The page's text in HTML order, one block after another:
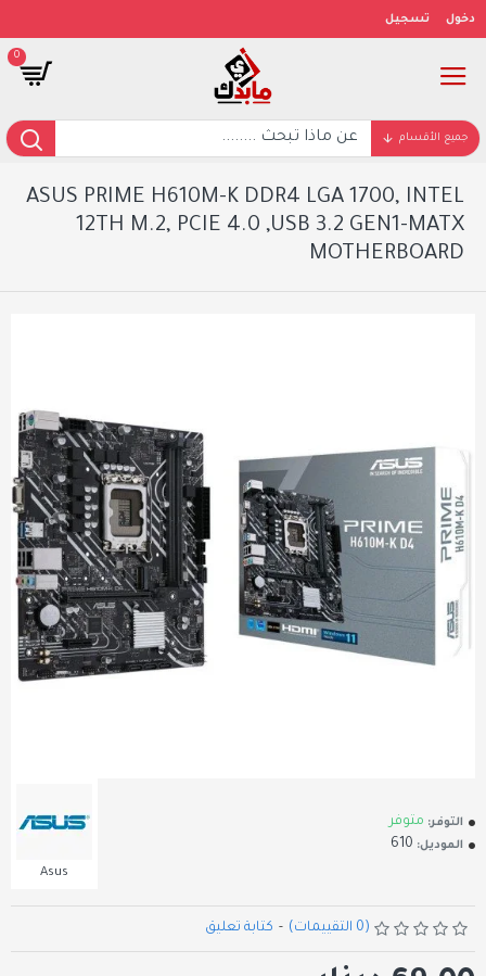
دخول تسجيل
0
جميع الأقسام
ASUS PRIME H610M-K DDR4 LGA 1700, INTEL
12TH M.2, PCIE 4.0 ,USB 3.2 GEN1-MATX
MOTHERBOARD
التوفر: متوفر
الموديل: 610
Asus
(0 التقييمات) - كتابة تعليق